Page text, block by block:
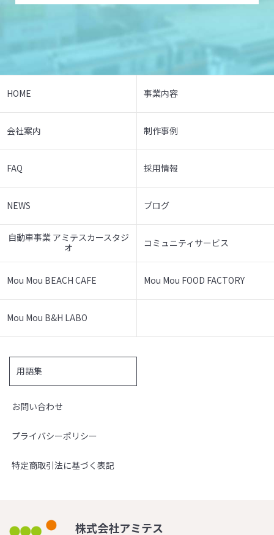
HOME 事業内容
会社案内 制作事例
FAQ 採用情報
NEWS ブログ
自動車事業 アミテスカースタジ
オ
コミュニティサービス
Mou Mou BEACH CAFE Mou Mou FOOD FACTORY
Mou Mou B&H LABO
用語集
お問い合わせ
プライバシーポリシー
特定商取引法に基づく表記
株式会社アミテス